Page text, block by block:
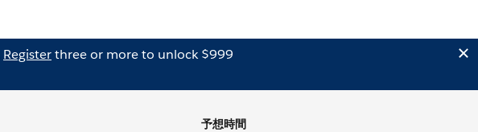
Registerthree or more to unlock $999
予想時間